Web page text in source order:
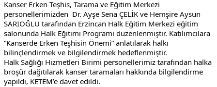
Kanser Erken Teşhis, Tarama ve Eğitim Merkezi
personellerimizden  Dr. Ayşe Sena ÇELİK ve Hemşire Aysun
SARIOĞLU tarafından Erzincan Halk Eğitim Merkezi eğitim
salonunda Halk Eğitimi Programı düzenlenmiştir. Katılımcılara
“Kanserde Erken Teşhisin Önemi” anlatılarak halkı
bilinçlendirmek ve bilgilendirmek hedeflenmiştir.
Halk Sağlığı Hizmetleri Birimi personellerimiz tarafından halka
broşür dağıtılarak kanser taramaları hakkında bilgilendirme
yapıldı, KETEM’e davet edildi.